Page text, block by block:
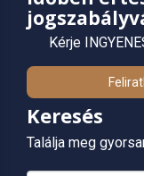
Kérje
Keresés
Találja meg